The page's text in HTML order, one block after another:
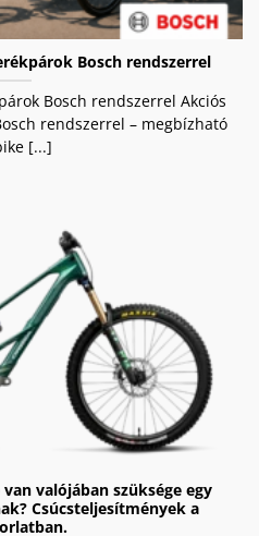
Bosch rendszerrel
Bosch rendszerrel Akciós
rendszerrel – megbízható
[...]
valójában szüksége egy
Csúcsteljesítmények a